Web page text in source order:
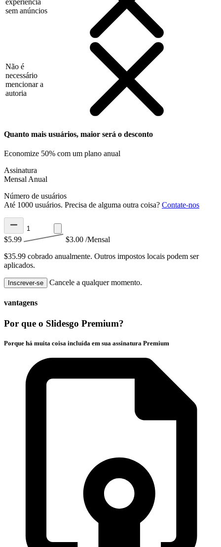
sem anúncios
Não é
necessário
mencionar a
autoria
Quanto mais usuários, maior será o desconto
Economize 50% com um plano anual
Assinatura
Mensal Anual
Número de usuários
Até 1000 usuários. Precisa de alguma outra coisa? Contate-nos
$5.99 $3.00 /Mensal
$35.99 cobrado anualmente. Outros impostos locais podem ser
aplicados.
Inscrever-se Cancele a qualquer momento.
vantagens
Por que o Slidesgo Premium?
Porque há muita coisa incluída em sua assinatura Premium